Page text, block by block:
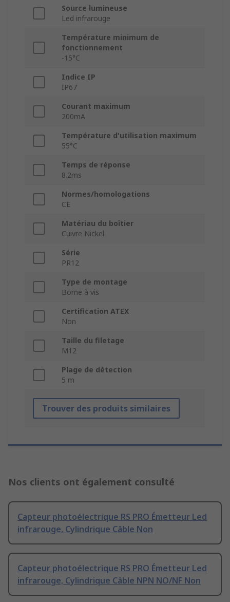
Source lumineuse
Led infrarouge
Température minimum de
fonctionnement
-15°C
Indice IP
IP67
Courant maximum
200mA
Température d'utilisation maximum
55°C
Temps de réponse
8.2ms
Normes/homologations
CE
Matériau du boîtier
Cuivre Nickel
Série
PR12
Type de montage
Borne à vis
Certification ATEX
Non
Taille du filetage
M12
Plage de détection
5 m
Trouver des produits similaires
Nos clients ont également consulté
Capteur photoélectrique RS PRO Émetteur Led
infrarouge, Cylindrique Câble Non
Capteur photoélectrique RS PRO Émetteur Led
infrarouge, Cylindrique Câble NPN NO/NF Non